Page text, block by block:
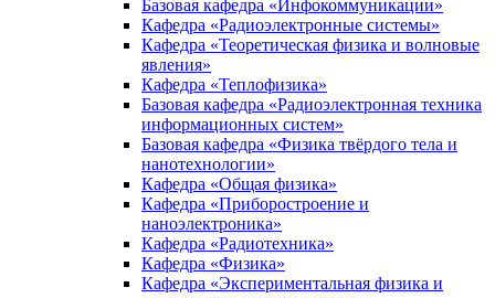
Базовая кафедра «Инфокоммуникации»
Кафедра «Радиоэлектронные системы»
Кафедра «Теоретическая физика и волновые
явления»
Кафедра «Теплофизика»
Базовая кафедра «Радиоэлектронная техника
информационных систем»
Базовая кафедра «Физика твёрдого тела и
нанотехнологии»
Кафедра «Общая физика»
Кафедра «Приборостроение и
наноэлектроника»
Кафедра «Радиотехника»
Кафедра «Физика»
Кафедра «Экспериментальная физика и